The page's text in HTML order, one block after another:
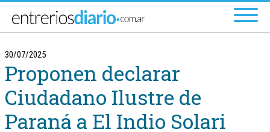
30/07/2025
Proponen declarar
Ciudadano Ilustre de
Paraná a El Indio Solari